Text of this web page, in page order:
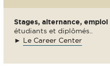
Stages, alternance, emploi
étudiants et diplômés..
► Le Career Center